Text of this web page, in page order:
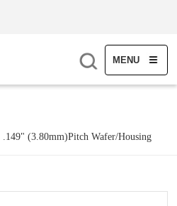
MENU
.149" (3.80mm)Pitch Wafer/Housing